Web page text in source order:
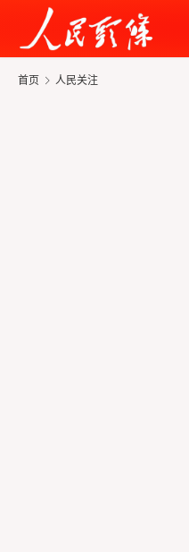
首页 人民关注